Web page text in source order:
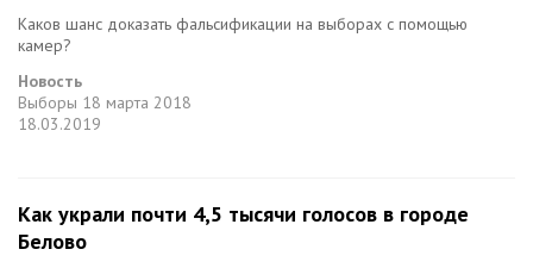
Каков шанс доказать фальсификации на выборах с помощью
камер?
Новость
Выборы 18 марта 2018
18.03.2019
Как украли почти 4,5 тысячи голосов в городе
Белово